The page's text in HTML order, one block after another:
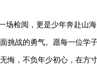
场检阅，更是少年奔赴山
挑战的勇气。愿每一位
悔，不负年少初心，在方